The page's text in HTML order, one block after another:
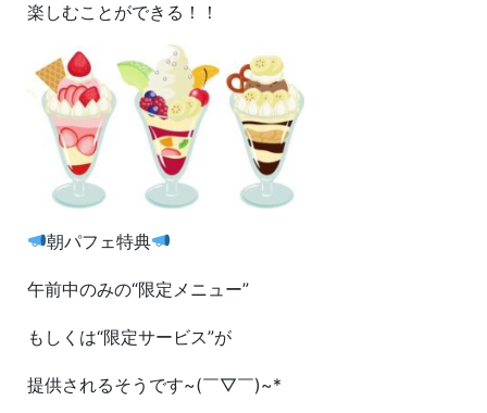
楽しむことができる！！
朝パフェ特典
午前中のみの“限定メニュー”
もしくは“限定サービス”が
提供されるそうです~(￣▽￣)~*